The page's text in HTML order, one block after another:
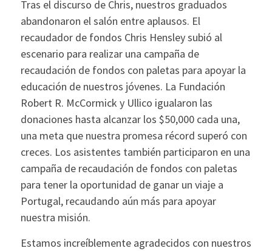
Tras el discurso de Chris, nuestros graduados
abandonaron el salón entre aplausos. El
recaudador de fondos Chris Hensley subió al
escenario para realizar una campaña de
recaudación de fondos con paletas para apoyar la
educación de nuestros jóvenes. La Fundación
Robert R. McCormick y Ullico igualaron las
donaciones hasta alcanzar los $50,000 cada una,
una meta que nuestra promesa récord superó con
creces. Los asistentes también participaron en una
campaña de recaudación de fondos con paletas
para tener la oportunidad de ganar un viaje a
Portugal, recaudando aún más para apoyar
nuestra misión.
Estamos increíblemente agradecidos con nuestros